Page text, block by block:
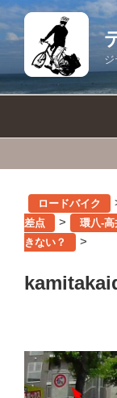
コ
ン
ロードバイク
差点
>
環八-
きない？
>